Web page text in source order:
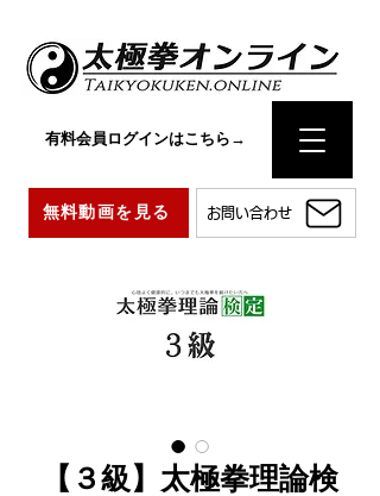
お問い合わせ
無料動画を見る
有料会員ログインはこちら→
【３級】太極拳理論検